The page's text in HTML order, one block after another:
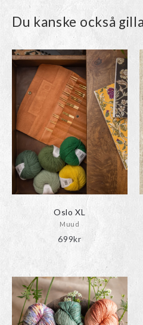
Du kanske också
Oslo XL
Muud
699kr
Den
här
produkten
har
flera
varianter.
De
olika
alternativen
kan
väljas
på